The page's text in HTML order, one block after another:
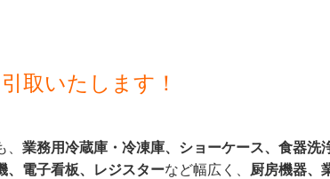
取いたします！
、 業務用冷蔵庫・冷凍庫、ショーケース、食器洗
、電子看板、レジスターなど幅広く、 厨房機器、